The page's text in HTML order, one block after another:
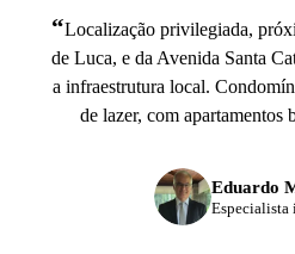
“Localização privilegiada,
de Luca, e da Avenida Santa
a infraestrutura local.
de lazer, com apartamentos
Eduardo